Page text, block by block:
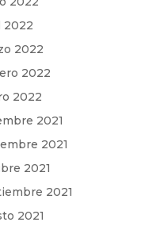
2022
2022
2022
2022
2021
2021
2021
2021
2021